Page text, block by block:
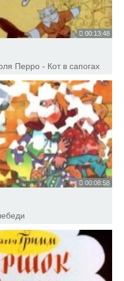
00:13:48
Перро - Кот в сапогах
00:08:58